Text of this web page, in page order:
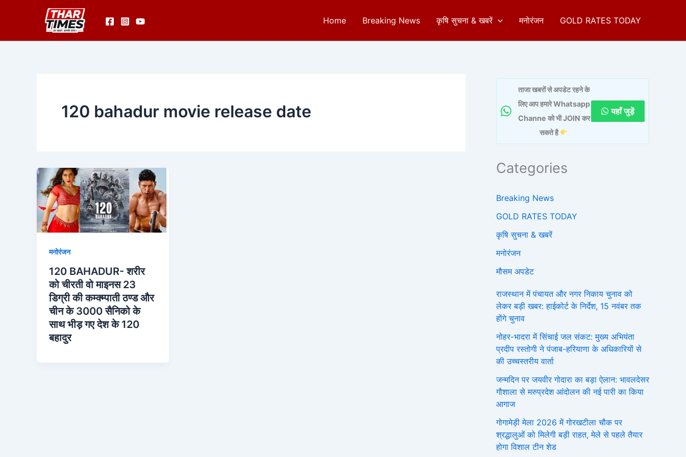
Home Breaking News कृषि सुचना & खबरें मनोरंजन GOLD RATES TODAY
120 bahadur movie release date
मनोरंजन
120 BAHADUR- शरीर
को चीरती वो माइनस 23
डिग्री की कम्क्म्पाती ठण्ड और
चीन के 3000 सैनिको के
साथ भीड़ गए देश के 120
बहादुर
ताजा खबरों से अपडेट रहने के
लिए आप हमारे Whatsapp
Channe को भी JOIN कर
सकते है
यहाँ जुड़ें
Categories
Breaking News
GOLD RATES TODAY
कृषि सुचना & खबरें
मनोरंजन
मौसम अपडेट
राजस्थान में पंचायत और नगर निकाय चुनाव को
लेकर बड़ी खबर: हाईकोर्ट के निर्देश, 15 नवंबर तक
होंगे चुनाव
नोहर-भादरा में सिंचाई जल संकट: मुख्य अभियंता
प्रदीप रस्तोगी ने पंजाब-हरियाणा के अधिकारियों से
की उच्चस्तरीय वार्ता
जन्मदिन पर जयवीर गोदारा का बड़ा ऐलान: भावलदेसर
गौशाला से मरुप्रदेश आंदोलन की नई पारी का किया
आगाज
गोगामेड़ी मेला 2026 में गोरखटीला चौक पर
श्रद्धालुओं को मिलेगी बड़ी राहत, मेले से पहले तैयार
होगा विशाल टीन शेड